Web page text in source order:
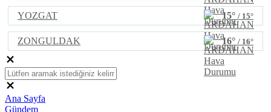
YOZGAT 15° / 15°
ZONGULDAK 16° / 16°
Ana Sayfa
Gündem